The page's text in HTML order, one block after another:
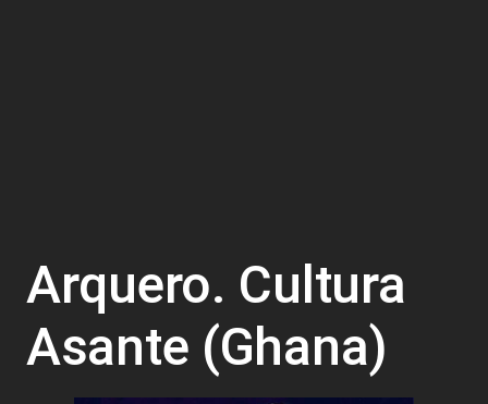
Arquero. Cultura
Asante (Ghana)